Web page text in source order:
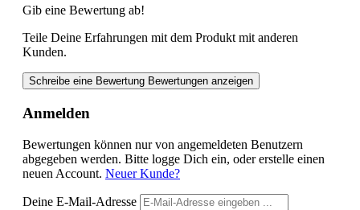
Gib eine Bewertung ab!
Teile Deine Erfahrungen mit dem Produkt mit anderen
Kunden.
Schreibe eine Bewertung Bewertungen anzeigen
Anmelden
Bewertungen können nur von angemeldeten Benutzern
abgegeben werden. Bitte logge Dich ein, oder erstelle einen
neuen Account. Neuer Kunde?
Deine E-Mail-Adresse